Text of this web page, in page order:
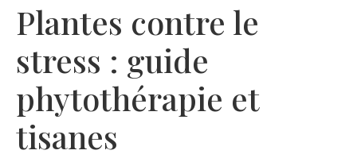
Plantes contre le
stress : guide
phytothérapie et
tisanes